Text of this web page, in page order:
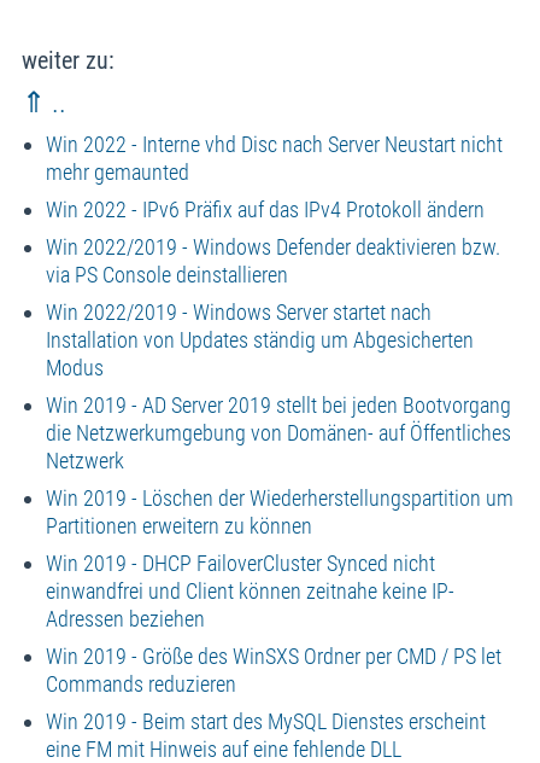
weiter zu:
⇑ ..
Win 2022 - Interne vhd Disc nach Server Neustart nicht
mehr gemaunted
Win 2022 - IPv6 Präfix auf das IPv4 Protokoll ändern
Win 2022/2019 - Windows Defender deaktivieren bzw.
via PS Console deinstallieren
Win 2022/2019 - Windows Server startet nach
Installation von Updates ständig um Abgesicherten
Modus
Win 2019 - AD Server 2019 stellt bei jeden Bootvorgang
die Netzwerkumgebung von Domänen- auf Öffentliches
Netzwerk
Win 2019 - Löschen der Wiederherstellungspartition um
Partitionen erweitern zu können
Win 2019 - DHCP FailoverCluster Synced nicht
einwandfrei und Client können zeitnahe keine IP-
Adressen beziehen
Win 2019 - Größe des WinSXS Ordner per CMD / PS let
Commands reduzieren
Win 2019 - Beim start des MySQL Dienstes erscheint
eine FM mit Hinweis auf eine fehlende DLL